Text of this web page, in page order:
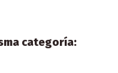
categoría: